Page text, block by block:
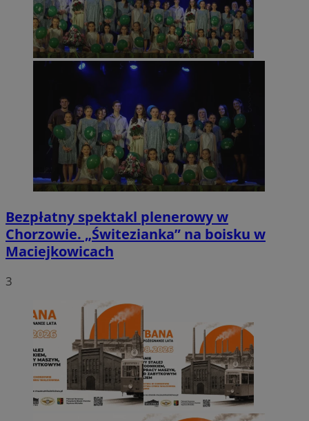
Bezpłatny spektakl plenerowy w
Chorzowie. „Świtezianka” na boisku w
Maciejkowicach
3